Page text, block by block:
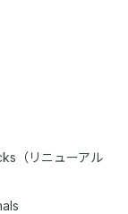
（リニューアル